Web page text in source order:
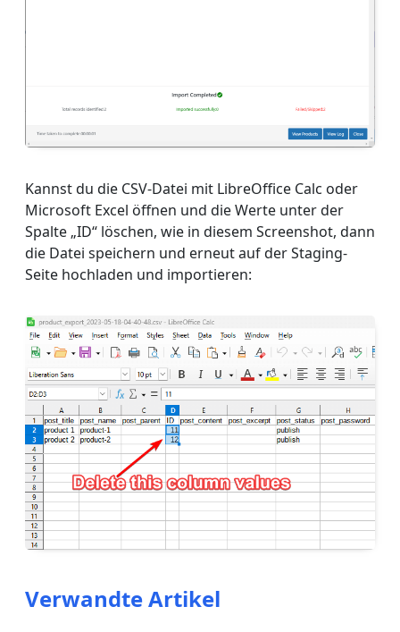
Kannst du die CSV-Datei mit LibreOffice Calc oder
Microsoft Excel öffnen und die Werte unter der
Spalte „ID“ löschen, wie in diesem Screenshot, dann
die Datei speichern und erneut auf der Staging-
Seite hochladen und importieren:
Verwandte Artikel